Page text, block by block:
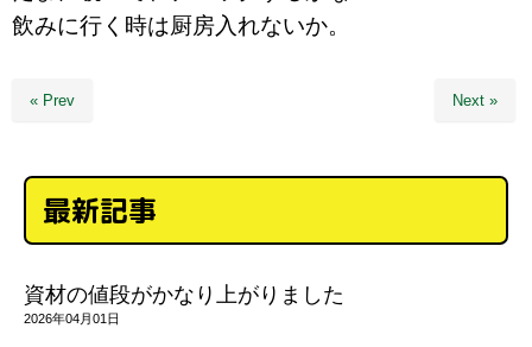
飲みに行く時は厨房入れないか。
« Prev Next »
最新記事
資材の値段がかなり上がりました
2026年04月01日